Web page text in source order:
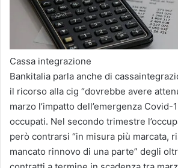
Cassa integrazione
Bankitalia parla anche di
il ricorso alla cig “dovrebbe avere
marzo l’impatto dell’emergenza Covid-
occupati. Nel secondo trimestre
però contrarsi “in misura più marcata,
mancato rinnovo di una parte” degli